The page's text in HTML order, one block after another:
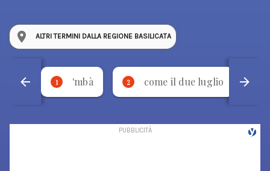
ALTRI TERMINI DALLA REGIONE BASILICATA
1 'mbà 2 come il due luglio